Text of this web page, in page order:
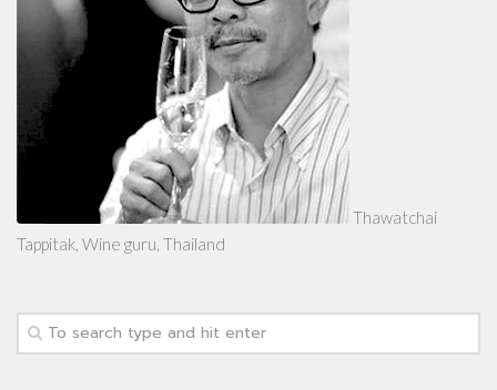
Thawatchai
Tappitak, Wine guru, Thailand